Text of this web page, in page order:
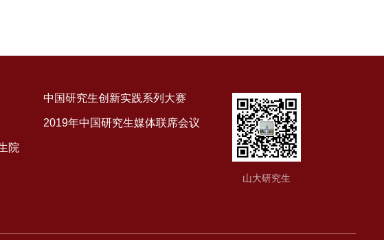
院
中国研究生创新实践系列大赛
2019年中国研究生媒体联席会议
山大研究生